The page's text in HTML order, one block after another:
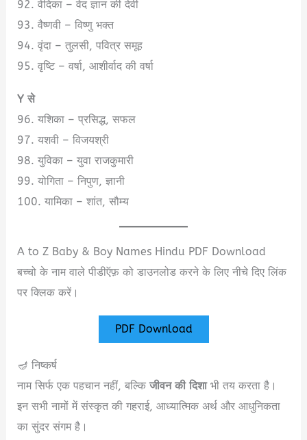
92. वेदिका – वेद ज्ञान की देवी
93. वैष्णवी – विष्णु भक्त
94. वृंदा – तुलसी, पवित्र समूह
95. वृष्टि – वर्षा, आशीर्वाद की वर्षा
Y से
96. यशिका – प्रसिद्ध, सफल
97. यशवी – विजयश्री
98. युविका – युवा राजकुमारी
99. योगिता – निपुण, ज्ञानी
100. यामिका – शांत, सौम्य
A to Z Baby & Boy Names Hindu PDF Download
बच्चो के नाम वाले पीडीऍफ़ को डाउनलोड करने के लिए नीचे दिए लिंक
पर क्लिक करें।
PDF Download
🪔 निष्कर्ष
नाम सिर्फ एक पहचान नहीं, बल्किजीवन की दिशाभी तय करता है।
इन सभी नामों में संस्कृत की गहराई, आध्यात्मिक अर्थ और आधुनिकता
का सुंदर संगम है।